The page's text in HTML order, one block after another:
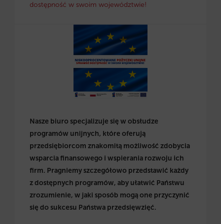
dostępność w swoim województwie!
Nasze biuro specjalizuje się w obsłudze
programów unijnych, które oferują
przedsiębiorcom znakomitą możliwość zdobycia
wsparcia finansowego i wspierania rozwoju ich
firm. Pragniemy szczegółowo przedstawić każdy
z dostępnych programów, aby ułatwić Państwu
zrozumienie, w jaki sposób mogą one przyczynić
się do sukcesu Państwa przedsięwzięć.